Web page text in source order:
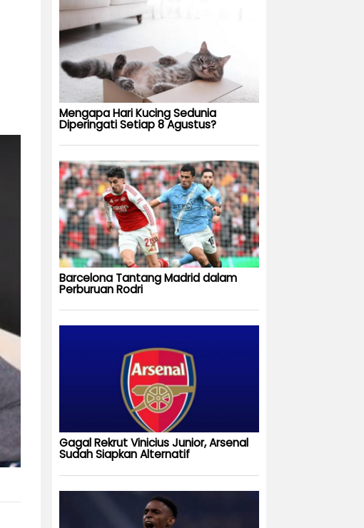
Mengapa Hari Kucing Sedunia
Diperingati Setiap 8 Agustus?
Barcelona Tantang Madrid dalam
Perburuan Rodri
Gagal Rekrut Vinicius Junior, Arsenal
Sudah Siapkan Alternatif